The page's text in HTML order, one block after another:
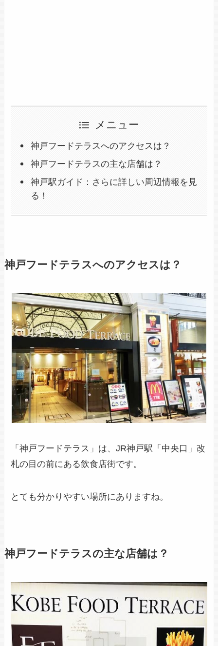
メニュー
神戸フードテラスへのアクセスは？
神戸フードテラスの主な店舗は？
神戸駅ガイド：さらに詳しい周辺情報を見
る！
神戸フードテラスへのアクセスは？
「神戸フードテラス」は、JR神戸駅「中央口」改
札の目の前にある飲食店街です。
とても分かりやすい場所にありますね。
神戸フードテラスの主な店舗は？